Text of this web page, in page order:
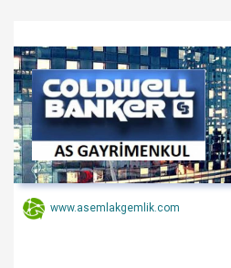
www.asemlakgemlik.com